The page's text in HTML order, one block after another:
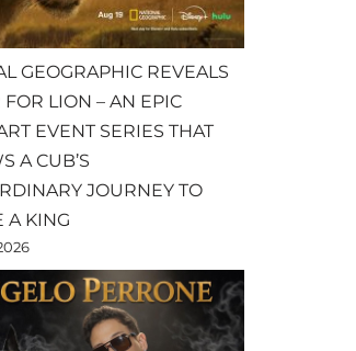
GEOGRAPHIC REVEALS
FOR LION – AN EPIC
EVENT SERIES THAT
A CUB’S
JOURNEY TO
A KING